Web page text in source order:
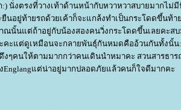
นั่งตรงที่วางเท้าด้านหน้ากับหวาหวาสบายมากไม่
นอยู่ท้ายรถด้วยเค้าก็จะแกล้งทำเป็นกระโดดขึ้นท้า
ณนั้นแต่ถ้าอยู่กับน้องสองคนวิ่งกระโดดขึ้นเลยคะสบ
คะแต่ดูเหมือนจะกลายพันธุ์กันหมดคืออ้วนกันทั้งนั้น
งๆคนให้ตามมากกว่าคนเดินนำหมาคะ สวนสารธา
Englangแต่น่าอยู่มากปลอดภัยแล้วคนก็ใจดีมากคะ